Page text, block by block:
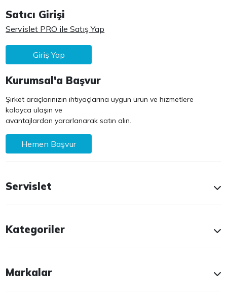
Satıcı Girişi
Servislet PRO ile Satış Yap
Giriş Yap
Kurumsal'a Başvur
Şirket araçlarınızın ihtiyaçlarına uygun ürün ve hizmetlere
kolayca ulaşın ve
avantajlardan yararlanarak satın alın.
Hemen Başvur
Servislet
Kategoriler
Markalar